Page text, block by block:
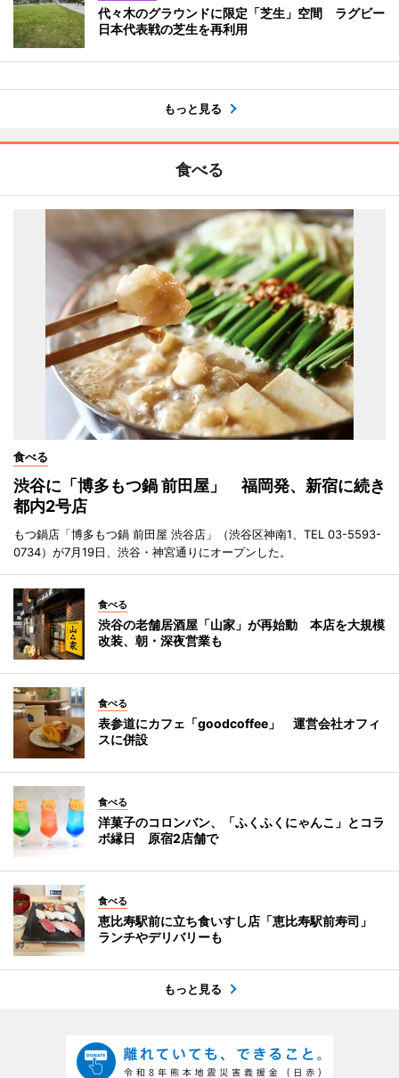
代々木のグラウンドに限定「芝生」空間 ラグビー
日本代表戦の芝生を再利用
もっと見る
食べる
食べる
渋谷に「博多もつ鍋 前田屋」 福岡発、新宿に続き
都内2号店
もつ鍋店「博多もつ鍋 前田屋 渋谷店」（渋谷区神南1、TEL 03-5593-
0734）が7月19日、渋谷・神宮通りにオープンした。
食べる
渋谷の老舗居酒屋「山家」が再始動 本店を大規模
改装、朝・深夜営業も
食べる
表参道にカフェ「goodcoffee」 運営会社オフィ
スに併設
食べる
洋菓子のコロンバン、「ふくふくにゃんこ」とコラ
ボ縁日 原宿2店舗で
食べる
恵比寿駅前に立ち食いすし店「恵比寿駅前寿司」
ランチやデリバリーも
もっと見る